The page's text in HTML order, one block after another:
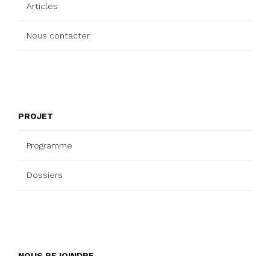
Articles
Nous contacter
PROJET
Programme
Dossiers